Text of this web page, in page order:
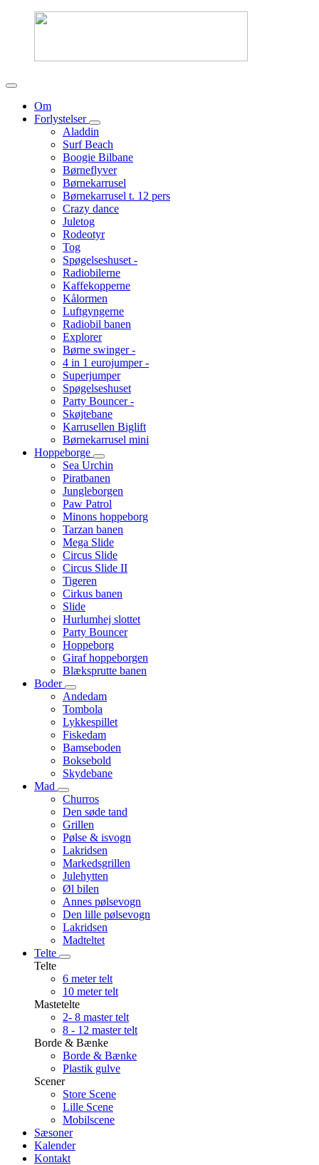
Om
Forlystelser
Aladdin
Surf Beach
Boogie Bilbane
Børneflyver
Børnekarrusel
Børnekarrusel t. 12 pers
Crazy dance
Juletog
Rodeotyr
Tog
Spøgelseshuset -
Radiobilerne
Kaffekopperne
Kålormen
Luftgyngerne
Radiobil banen
Explorer
Børne swinger -
4 in 1 eurojumper -
Superjumper
Spøgelseshuset
Party Bouncer -
Skøjtebane
Karrusellen Biglift
Børnekarrusel mini
Hoppeborge
Sea Urchin
Piratbanen
Jungleborgen
Paw Patrol
Minons hoppeborg
Tarzan banen
Mega Slide
Circus Slide
Circus Slide II
Tigeren
Cirkus banen
Slide
Hurlumhej slottet
Party Bouncer
Hoppeborg
Giraf hoppeborgen
Blæksprutte banen
Boder
Andedam
Tombola
Lykkespillet
Fiskedam
Bamseboden
Boksebold
Skydebane
Mad
Churros
Den søde tand
Grillen
Pølse & isvogn
Lakridsen
Markedsgrillen
Julehytten
Øl bilen
Annes pølsevogn
Den lille pølsevogn
Lakridsen
Madteltet
Telte
Telte
6 meter telt
10 meter telt
Mastetelte
2- 8 master telt
8 - 12 master telt
Borde & Bænke
Borde & Bænke
Plastik gulve
Scener
Store Scene
Lille Scene
Mobilscene
Sæsoner
Kalender
Kontakt